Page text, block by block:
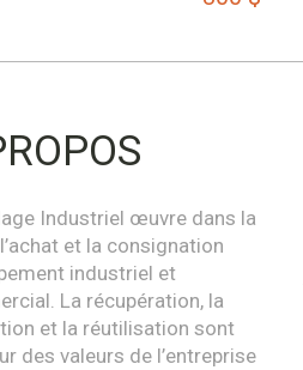
Industriel œuvre dans la
et la consignation
industriel et
La récupération, la
et la réutilisation sont
des valeurs de l’entreprise